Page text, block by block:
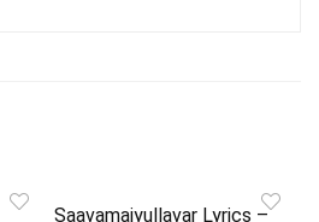
Saavamaiyullavar Lyrics –